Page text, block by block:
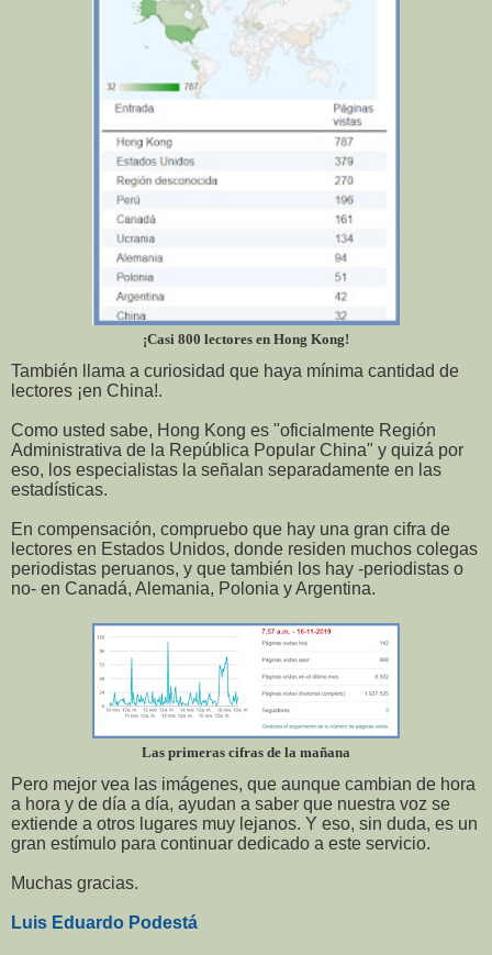
¡Casi 800 lectores en Hong Kong!
También llama a curiosidad que haya mínima cantidad de
lectores ¡en China!.
Como usted sabe, Hong Kong es "oficialmente Región
Administrativa de la República Popular China" y quizá por
eso, los especialistas la señalan separadamente en las
estadísticas.
En compensación, compruebo que hay una gran cifra de
lectores en Estados Unidos, donde residen muchos colegas
periodistas peruanos, y que también los hay -periodistas o
no- en Canadá, Alemania, Polonia y Argentina.
Las primeras cifras de la mañana
Pero mejor vea las imágenes, que aunque cambian de hora
a hora y de día a día, ayudan a saber que nuestra voz se
extiende a otros lugares muy lejanos. Y eso, sin duda, es un
gran estímulo para continuar dedicado a este servicio.
Muchas gracias.
Luis Eduardo Podestá